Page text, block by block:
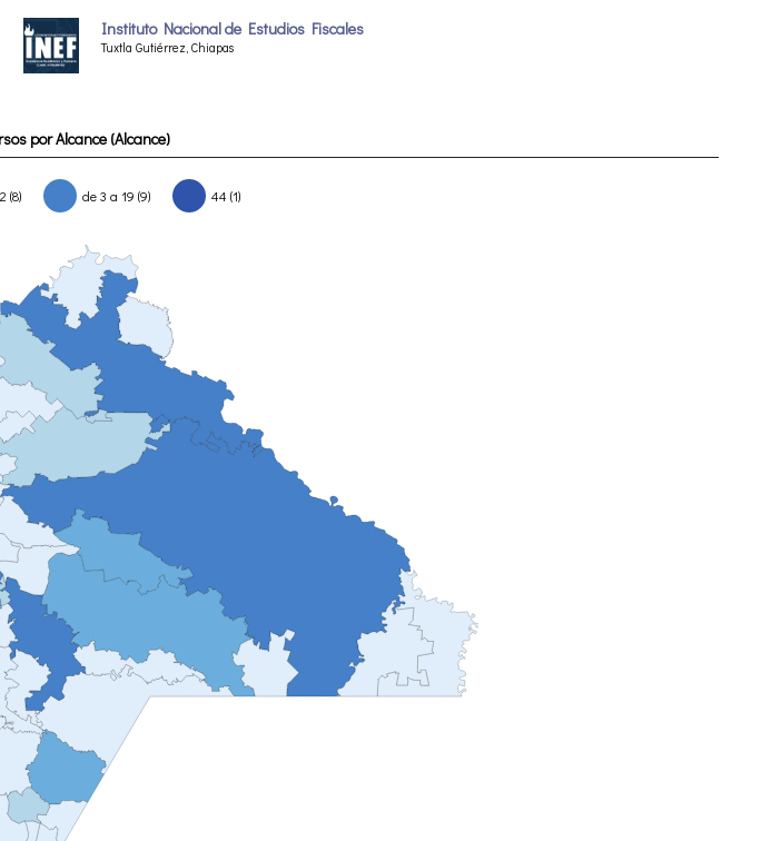
Instituto Nacional de Estudios Fiscales
Tuxtla Gutiérrez, Chiapas
por Alcance (Alcance)
2 (8) de 3 a 19 (9) 44 (1)